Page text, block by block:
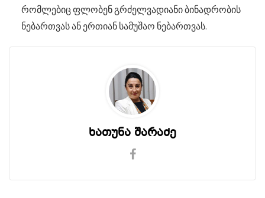
რომლებიც ფლობენ გრძელვადიანი ბინადრობის
ნებართვას ან ერთიან სამუშაო ნებართვას.
ხათუნა შარაძე